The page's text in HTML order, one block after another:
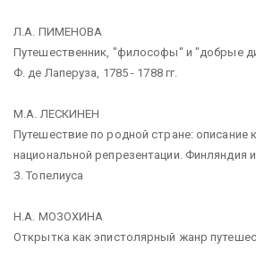
Л.А. ПИМЕНОВА
Путешественник, "философы" и "добрые
Ф. де Лаперуза, 1785 - 1788 гг.
М.А. ЛЕСКИНЕН
Путешествие по родной стране: описание
национальной репрезентации. Финляндия
З. Топелиуса
Н.А. МОЗОХИНА
Открытка как эпистолярный жанр